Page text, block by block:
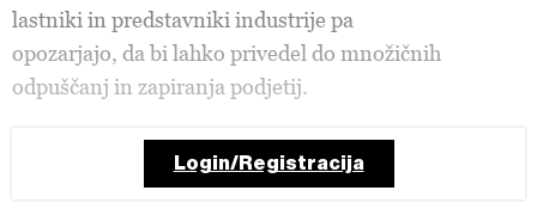
lastniki in predstavniki industrije pa
opozarjajo, da bi lahko privedel do množičnih
odpuščanj in zapiranja podjetij.
Login/Registracija